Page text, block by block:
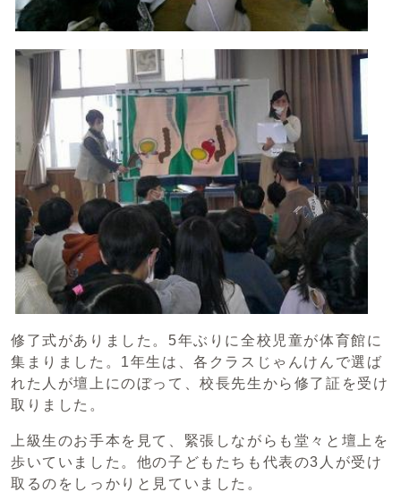
修了式がありました。5年ぶりに全校児童が体育館に
集まりました。1年生は、各クラスじゃんけんで選ば
れた人が壇上にのぼって、校長先生から修了証を受け
取りました。
上級生のお手本を見て、緊張しながらも堂々と壇上を
歩いていました。他の子どもたちも代表の3人が受け
取るのをしっかりと見ていました。